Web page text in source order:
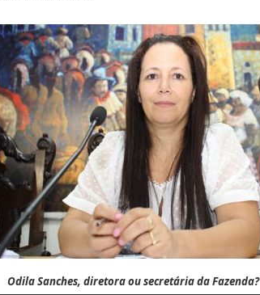
Sanches, diretora ou secretária da Fazenda?